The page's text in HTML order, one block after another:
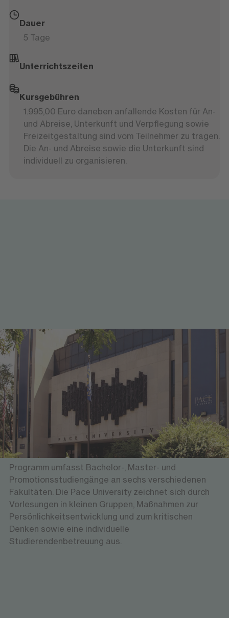
Dauer
5 Tage
Unterrichtszeiten
Kursgebühren
1.995,00 Euro daneben anfallende Kosten für An-
und Abreise, Unterkunft und Verpflegung sowie
Freizeitgestaltung sind vom Teilnehmer zu tragen.
Die An- und Abreise sowie die Unterkunft sind
individuell zu organisieren.
Wo du studieren wirst
Pace University in Manhattan
Die private Pace University wurde 1906 gegründet
und ist mit mehr als 13.000 Studierenden sowie
Hochschulzentren in New York City, White Plains und
in Westchester County eine der größten
Universitäten im US-Bundesstaat New York. Das
Programm umfasst Bachelor-, Master- und
Promotionsstudiengänge an sechs verschiedenen
Fakultäten. Die Pace University zeichnet sich durch
Vorlesungen in kleinen Gruppen, Maßnahmen zur
Persönlichkeitsentwicklung und zum kritischen
Denken sowie eine individuelle
Studierendenbetreuung aus.